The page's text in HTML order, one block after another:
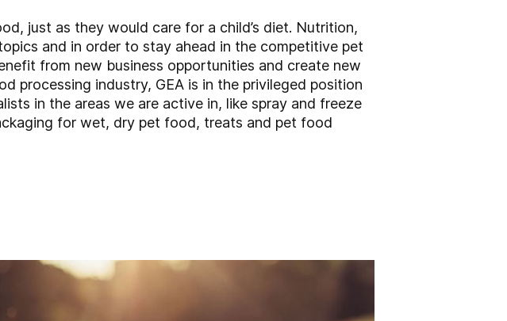
just as they would care for a child’s diet. Nutrition,
and in order to stay ahead in the competitive pet
from new business opportunities and create new
industry, GEA is in the privileged position
in the areas we are active in, like spray and freeze
for wet, dry pet food, treats and pet food